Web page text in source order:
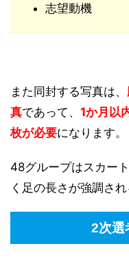
志望動機
また同封する写真は、
真であって、 1か月以
枚が必要になります。
48グループはスカー
く足の長さが強調さ
2次選